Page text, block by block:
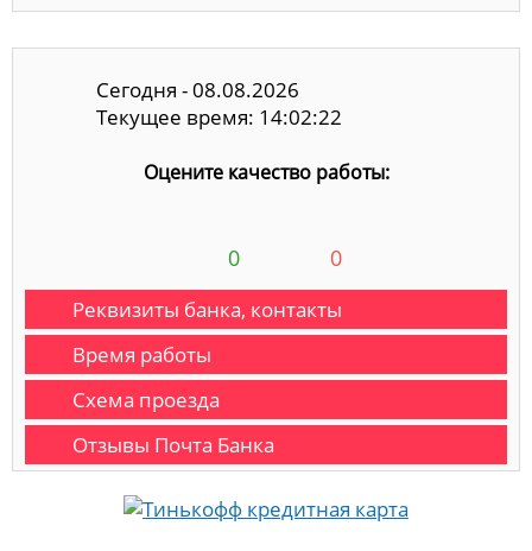
Сегодня - 08.08.2026
Текущее время: 14:02:22
Оцените качество работы:
0 0
Реквизиты банка, контакты
Время работы
Схема проезда
Отзывы Почта Банка